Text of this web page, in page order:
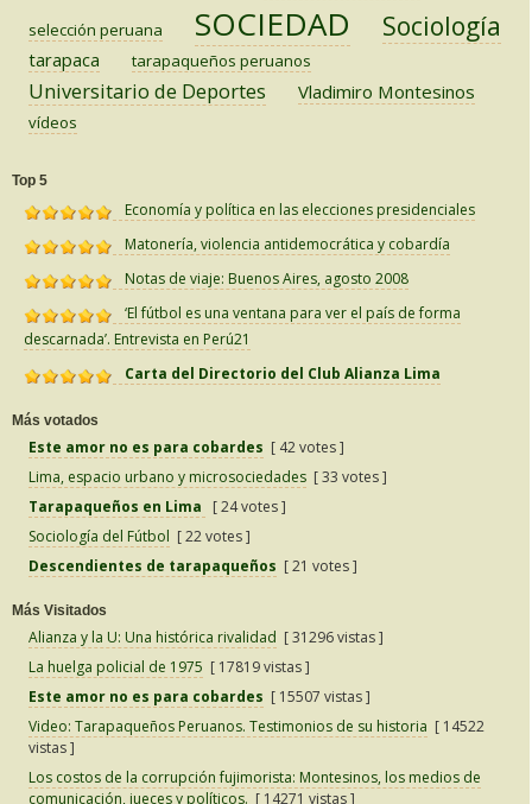
selección peruana SOCIEDAD Sociología
tarapaca tarapaqueños peruanos
Universitario de Deportes Vladimiro Montesinos
vídeos
Top 5
Economía y política en las elecciones presidenciales
Matonería, violencia antidemocrática y cobardía
Notas de viaje: Buenos Aires, agosto 2008
‘El fútbol es una ventana para ver el país de forma
descarnada’. Entrevista en Perú21
Carta del Directorio del Club Alianza Lima
Más votados
Este amor no es para cobardes [ 42 votes ]
Lima, espacio urbano y microsociedades [ 33 votes ]
Tarapaqueños en Lima
[ 24 votes ]
Sociología del Fútbol [ 22 votes ]
Descendientes de tarapaqueños [ 21 votes ]
Más Visitados
Alianza y la U: Una histórica rivalidad [ 31296 vistas ]
La huelga policial de 1975 [ 17819 vistas ]
Este amor no es para cobardes [ 15507 vistas ]
Video: Tarapaqueños Peruanos. Testimonios de su historia [ 14522
vistas ]
Los costos de la corrupción fujimorista: Montesinos, los medios de
comunicación, jueces y políticos. [ 14271 vistas ]